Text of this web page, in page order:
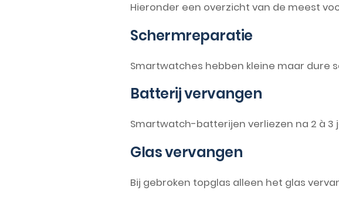
Hieronder een overzicht van de meest
Schermreparatie
Smartwatches hebben kleine maar dure
Batterij vervangen
Smartwatch-batterijen verliezen na 2 à 3
Glas vervangen
Bij gebroken topglas alleen het glas